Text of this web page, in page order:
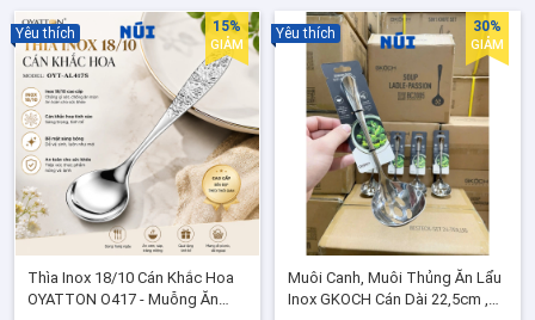
Thìa Inox 18/10 Cán Khắc Hoa
OYATTON O417 - Muỗng Ăn
Yêu thích 15%
GIẢM
Muôi Canh, Muôi Thủng Ăn Lẩu
Inox GKOCH Cán Dài 22,5cm ,
Yêu thích 30%
GIẢM